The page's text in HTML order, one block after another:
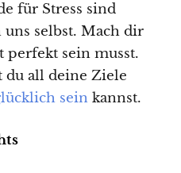
für Stress sind
selbst. Mach dir
perfekt sein musst.
du all deine Ziele
seinkannst.